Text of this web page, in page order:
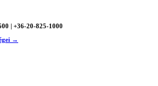
| +36-20-825-1000
→